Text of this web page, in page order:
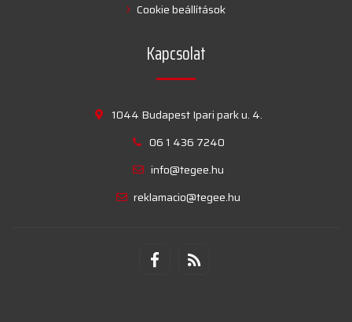
Cookie beállítások
Kapcsolat
1044 Budapest Ipari park u. 4.
06 1 436 7240
info@tegee.hu
reklamacio@tegee.hu